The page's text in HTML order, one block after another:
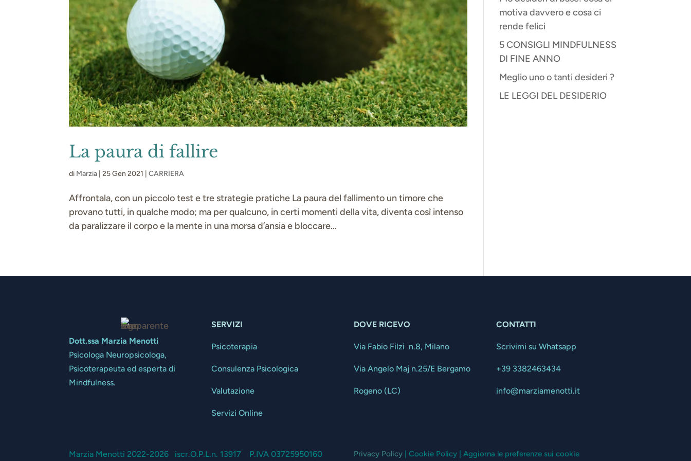
La paura di fallire
di Marzia |25 Gen 2021 |CARRIERA
Affrontala, con un piccolo test e tre strategie pratiche La paura del fallimento un timore che
provano tutti, in qualche modo; ma per qualcuno, in certi momenti della vita, diventa così intenso
da paralizzare il corpo e la mente in una morsa d’ansia e bloccare...
motiva davvero e cosa ci
rende felici
5 CONSIGLI MINDFULNESS
DI FINE ANNO
Meglio uno o tanti desideri ?
LE LEGGI DEL DESIDERIO
Dott.ssa Marzia Menotti
Psicologa Neuropsicologa,
Psicoterapeuta ed esperta di
Mindfulness.
SERVIZI
Psicoterapia
Consulenza Psicologica
Valutazione
Servizi Online
DOVE RICEVO
Via Fabio Filzi n.8, Milano
Via Angelo Maj n.25/E Bergamo
Rogeno (LC)
CONTATTI
Scrivimi su Whatsapp
+39 3382463434
info@marziamenotti.it
Marzia Menotti 2022-2026 iscr.O.P.L.n. 13917 P.IVA 03725950160 Privacy Policy | Cookie Policy | Aggiorna le preferenze sui cookie